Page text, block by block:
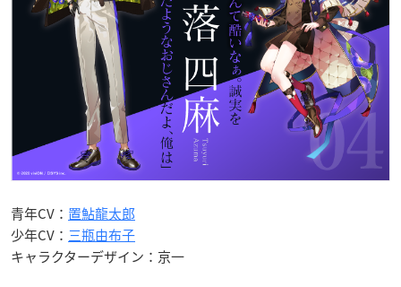
青年CV： 置鮎龍太郎
少年CV： 三瓶由布子
キャラクターデザイン：京一